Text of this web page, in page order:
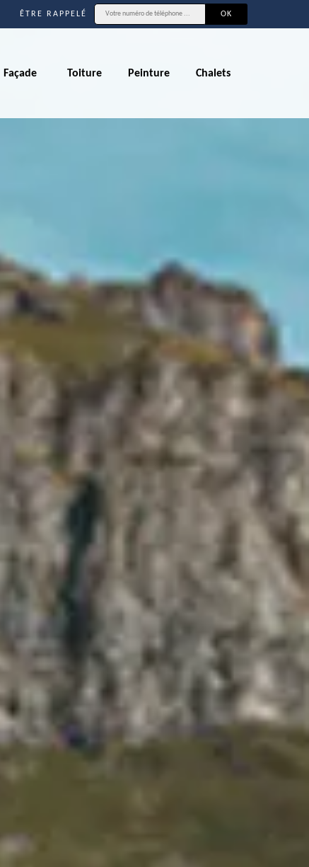
ÊTRE RAPPELÉ
Façade Toiture Peinture Chalets